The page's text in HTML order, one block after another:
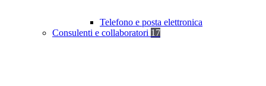
Telefono e posta elettronica
Consulenti e collaboratori 17